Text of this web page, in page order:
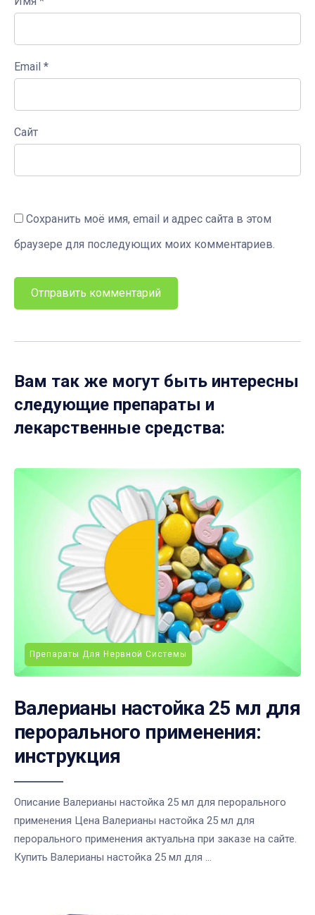
Email *
Сайт
Сохранить моё имя, email и адрес сайта в этом
браузере для последующих моих комментариев.
Вам так же могут быть интересны
следующие препараты и
лекарственные средства:
Препараты Для Нервной Системы
Валерианы настойка 25 мл для
перорального применения:
инструкция
Описание Валерианы настойка 25 мл для перорального
применения Цена Валерианы настойка 25 мл для
перорального применения актуальна при заказе на сайте.
Купить Валерианы настойка 25 мл для ...